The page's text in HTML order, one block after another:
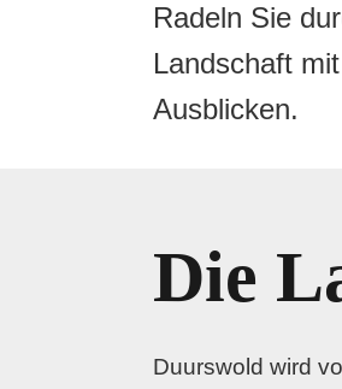
Radeln Sie
Landschaft
Ausblicken.
Die
Duurswold wird